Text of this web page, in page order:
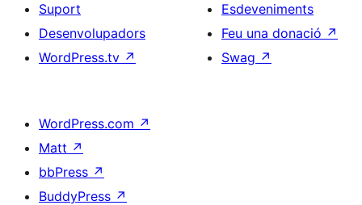
Suport
Desenvolupadors
WordPress.tv ↗
Esdeveniments
Feu una donació ↗
Swag ↗
WordPress.com ↗
Matt ↗
bbPress ↗
BuddyPress ↗